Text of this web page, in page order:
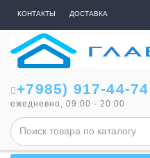
КОНТАКТЫ ДОСТАВКА
+7985) 917-44-74
ежедневно, 09:00 - 20:00